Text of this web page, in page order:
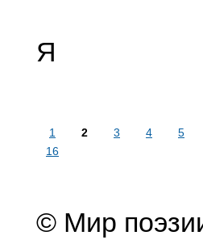
Я
1 2 3 4 5
16
© Мир